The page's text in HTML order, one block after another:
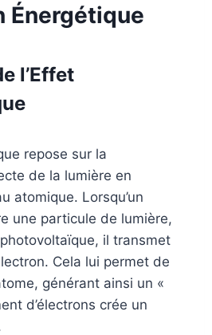
Énergétique
l’Effet
repose sur la
de la lumière en
atomique. Lorsqu’un
une particule de lumière,
il transmet
Cela lui permet de
générant ainsi un «
d’électrons crée un